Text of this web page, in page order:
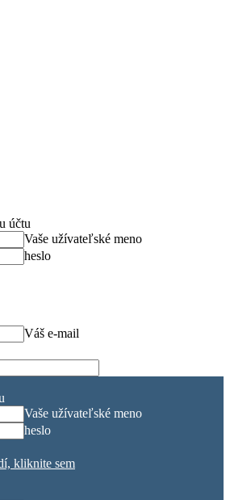
účtu
Vaše užívateľské meno
heslo
Váš e-mail
Vaše užívateľské meno
heslo
kliknite sem